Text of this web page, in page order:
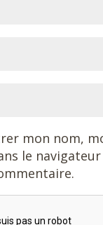
mon nom,
le